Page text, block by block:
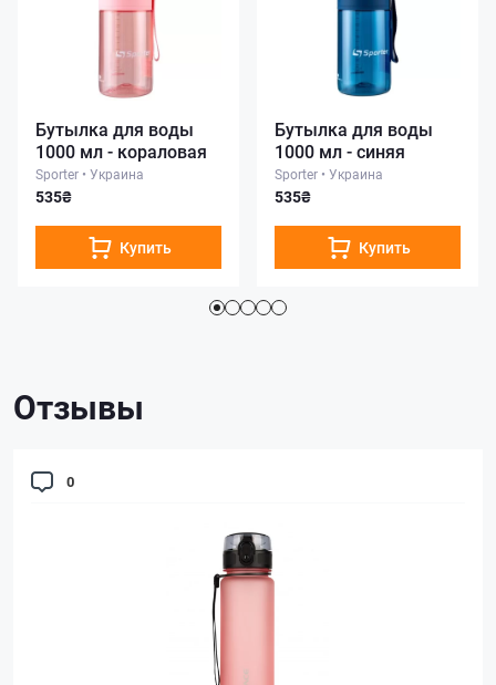
Бутылка для воды
1000 мл - кораловая
Sporter • Украина
535₴
Купить
Бутылка для воды
1000 мл - синяя
Sporter • Украина
535₴
Купить
Отзывы
0